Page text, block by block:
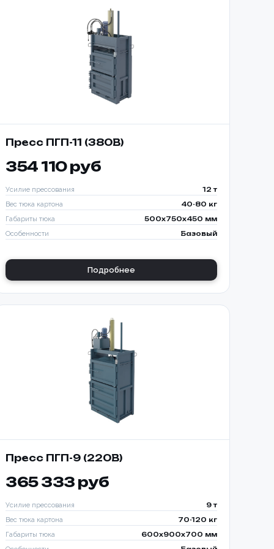
Пресс ПГП-11 (380В)
354 110 руб
Усилие прессования 12 т
Вес тюка картона 40-80 кг
Габариты тюка 500x750x450 мм
Особенности Базовый
Подробнее
Пресс ПГП-9 (220В)
365 333 руб
Усилие прессования 9 т
Вес тюка картона 70-120 кг
Габариты тюка 600x900x700 мм
С
K